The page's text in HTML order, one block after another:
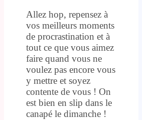
Allez hop, repensez à
vos meilleurs moments
de procrastination et à
tout ce que vous aimez
faire quand vous ne
voulez pas encore vous
y mettre et soyez
contente de vous ! On
est bien en slip dans le
canapé le dimanche !